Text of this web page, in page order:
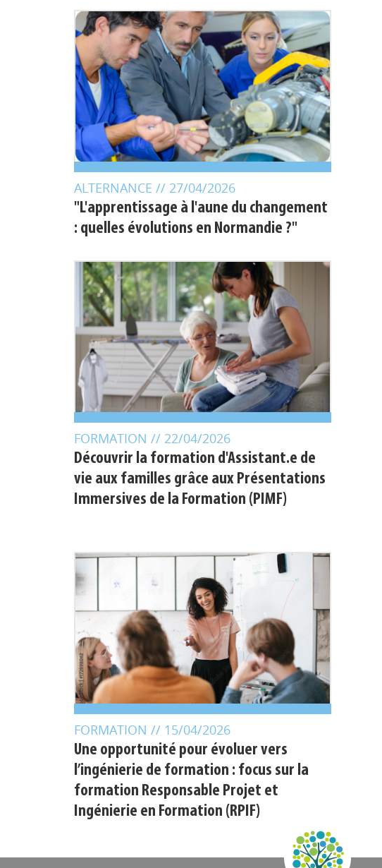
ALTERNANCE// 27/04/2026
"L'apprentissage à l'aune du changement
: quelles évolutions en Normandie ?"
FORMATION // 22/04/2026
Découvrir la formation d'Assistant.e de
vie aux familles grâce aux Présentations
FORMATION// 15/04/2026
Une opportunité pour évoluer vers
l’ingénierie de formation : focus sur la
formation Responsable Projet et
Ingénierie en Formation (RPIF)